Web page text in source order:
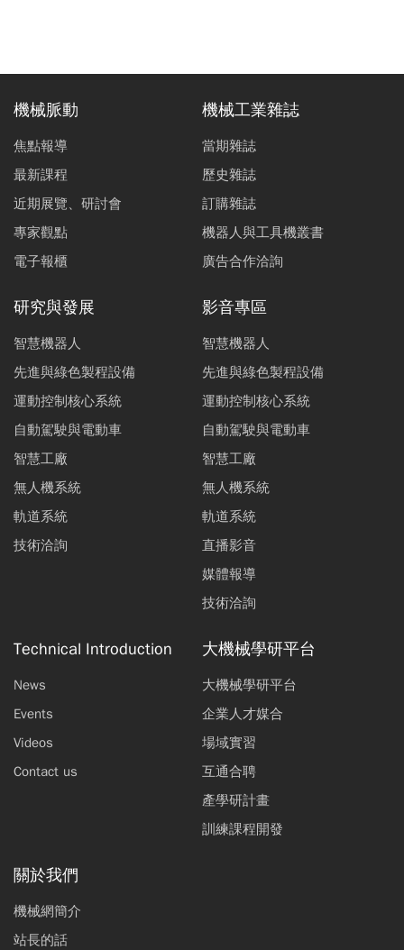
機械脈動
焦點報導
最新課程
近期展覽、研討會
專家觀點
電子報櫃
機械工業雜誌
當期雜誌
歷史雜誌
訂購雜誌
機器人與工具機叢書
廣告合作洽詢
研究與發展
智慧機器人
先進與綠色製程設備
運動控制核心系統
自動駕駛與電動車
智慧工廠
無人機系統
軌道系統
技術洽詢
影音專區
智慧機器人
先進與綠色製程設備
運動控制核心系統
自動駕駛與電動車
智慧工廠
無人機系統
軌道系統
直播影音
媒體報導
技術洽詢
Technical Introduction
News
Events
Videos
Contact us
大機械學研平台
大機械學研平台
企業人才媒合
場域實習
互通合聘
產學研計畫
訓練課程開發
關於我們
機械網簡介
站長的話